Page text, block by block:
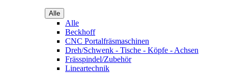
Alle
Alle
Beckhoff
CNC Portalfräsmaschinen
Dreh/Schwenk - Tische - Köpfe - Achsen
Frässpindel/Zubehör
Lineartechnik